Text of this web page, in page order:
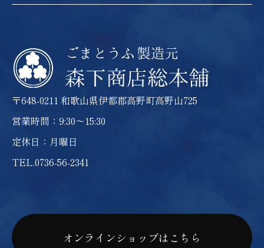
〒648-0211 和歌山県伊都郡高野町高野山725
営業時間：9:30～15:30
定休日：月曜日
TEL.0736-56-2341
オンラインショップはこちら